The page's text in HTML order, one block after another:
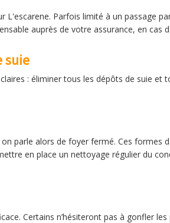
Parfois limité à un passage
auprès de votre assurance, en cas
suie
: éliminer tous les dépôts de suie et
parle alors de foyer fermé. Ces formes
en place un nettoyage régulier du
Certains n’hésiteront pas à gonfler